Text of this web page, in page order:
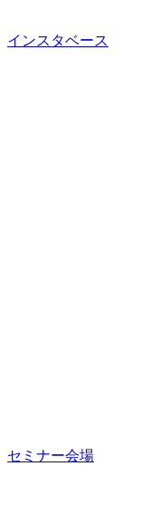
インスタベース
セミナー会場